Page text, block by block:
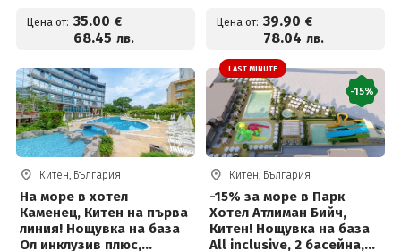
Цена от: 35.00 €
68.45 лв.
Цена от: 39.90 €
78.04 лв.
Китен, България
На море в хотел
Каменец, Китен на първа
линия! Нощувка на база
Ол инклузив плюс,
LAST MINUTE
-15%
Китен, България
-15% за море в Парк
Хотел Атлиман Бийч,
Китен! Нощувка на база
All inclusive, 2 басейна,